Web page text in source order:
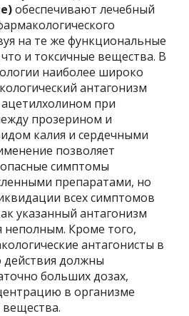
обеспечивают лечебный
на те же функциональные
и токсичные вещества. В
наиболее широко
антагонизм
при
прозерином и
калия и сердечными
позволяет
симптомы
препаратами, но
всех симптомов
указанный антагонизм
неполным. Кроме того,
антагонисты в
действия должны
больших дозах,
в организме
вещества.